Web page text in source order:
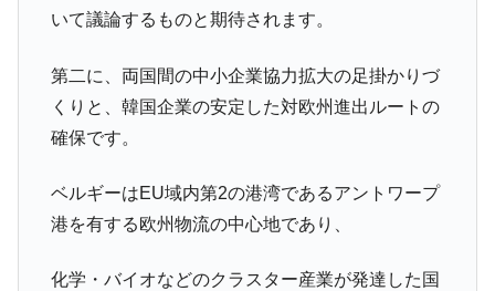
いて議論するものと期待されます。
第二に、両国間の中小企業協力拡大の足掛かりづ
くりと、韓国企業の安定した対欧州進出ルートの
確保です。
ベルギーはEU域内第2の港湾であるアントワープ
港を有する欧州物流の中心地であり、
化学・バイオなどのクラスター産業が発達した国